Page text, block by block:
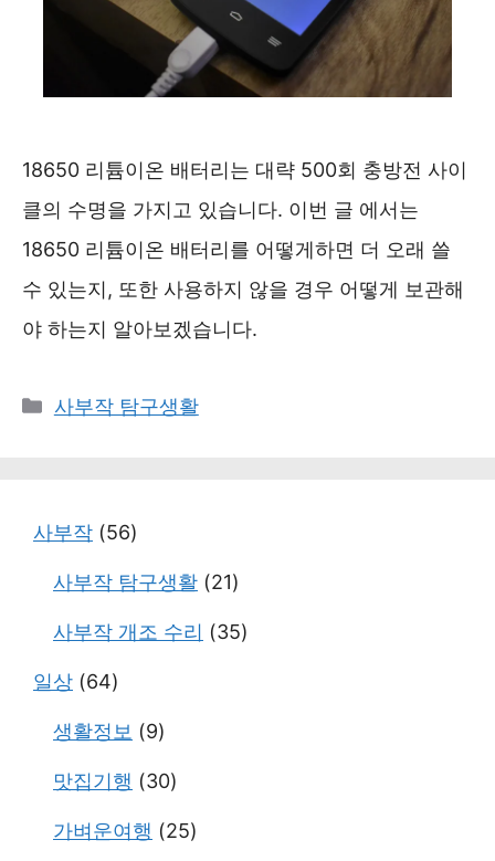
18650 리튬이온 배터리는 대략 500회 충방전 사이
클의 수명을 가지고 있습니다. 이번 글 에서는
18650 리튬이온 배터리를 어떻게하면 더 오래 쓸
수 있는지, 또한 사용하지 않을 경우 어떻게 보관해
야 하는지 알아보겠습니다.
카
사부작 탐구생활
사부작 (56)
사부작 탐구생활 (21)
사부작 개조 수리 (35)
일상 (64)
생활정보 (9)
맛집기행 (30)
가벼운여행 (25)